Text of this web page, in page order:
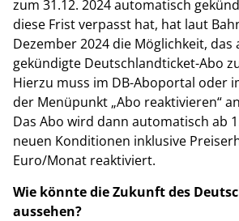
zum 31.12. 2024 automatisch
diese Frist verpasst hat, hat laut
Dezember 2024 die Möglichkeit,
gekündigte Deutschlandticket-Abo
Hierzu muss im DB-Aboportal oder
der Menüpunkt „Abo reaktivieren“
Das Abo wird dann automatisch ab
neuen Konditionen inklusive
Euro/Monat reaktiviert.
Wie könnte die Zukunft des
aussehen?